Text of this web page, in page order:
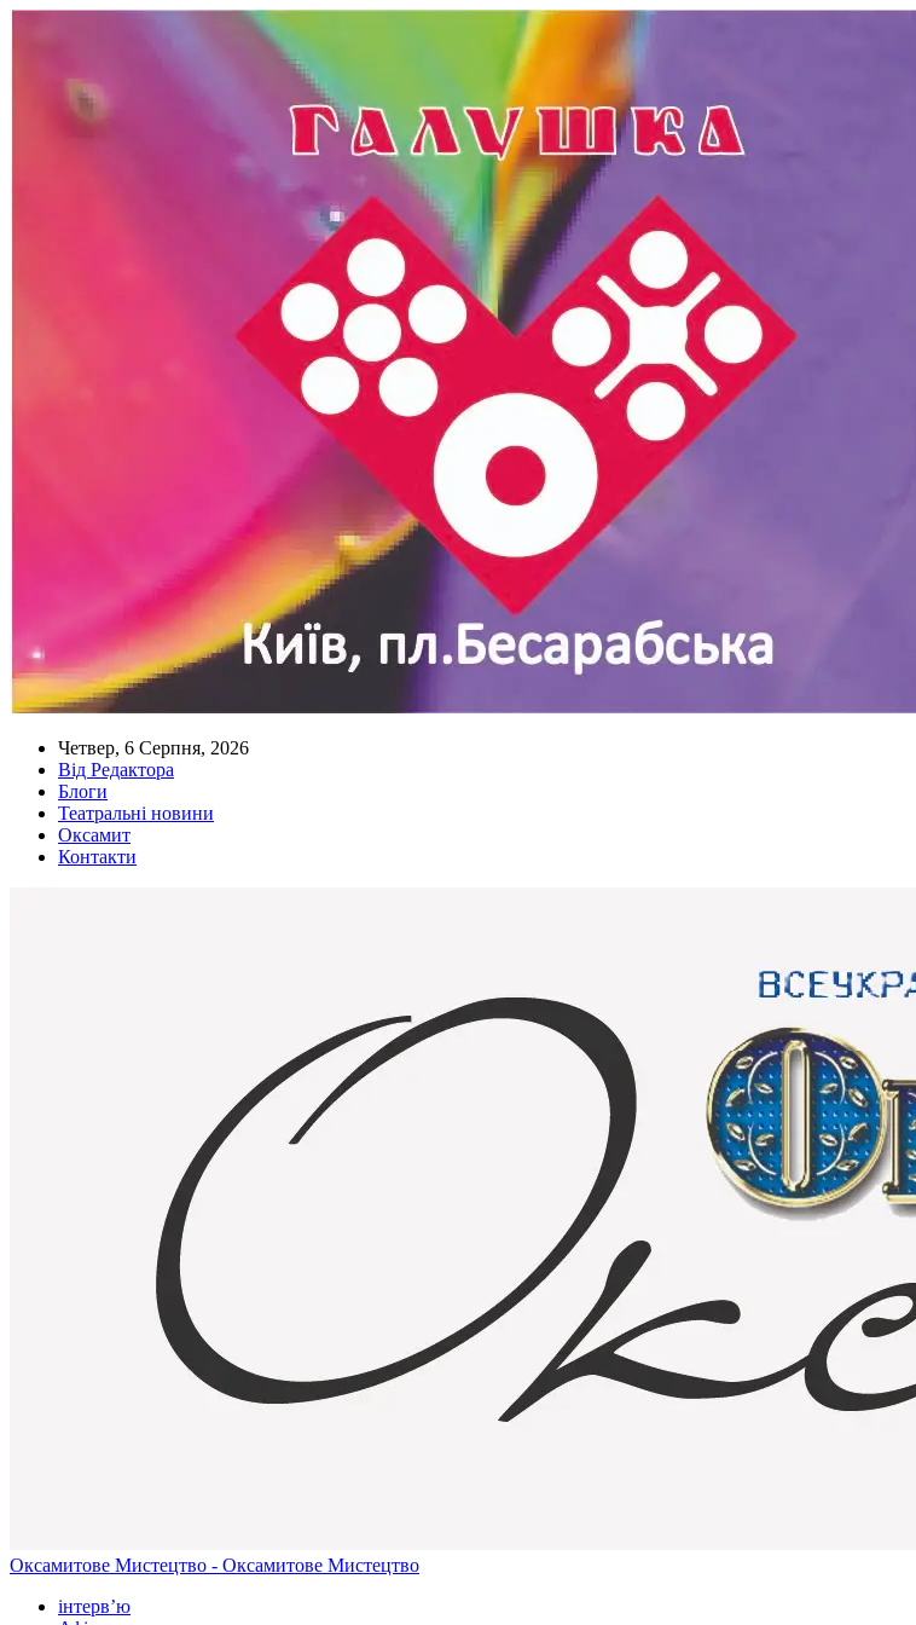
Четвер, 6 Серпня, 2026
Від Редактора
Блоги
Театральні новини
Оксамит
Контакти
Оксамитове Мистецтво - Оксамитове Мистецтво
інтерв’ю